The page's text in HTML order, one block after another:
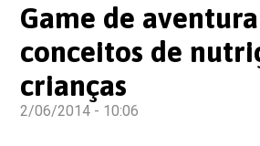
Game de
conceitos de
crianças
2/06/2014 - 10:06